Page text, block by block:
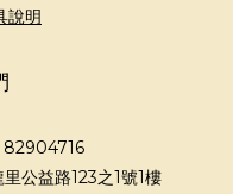
說明
82904716
公益路123之1號1樓